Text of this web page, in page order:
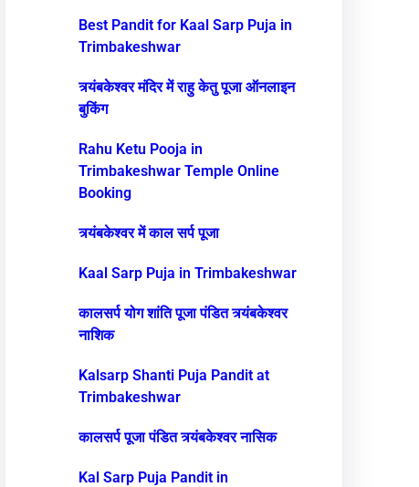
Best Pandit for Kaal Sarp Puja in
Trimbakeshwar
त्र्यंबकेश्वर मंदिर में राहु केतु पूजा ऑनलाइन
बुकिंग
Rahu Ketu Pooja in
Trimbakeshwar Temple Online
Booking
त्र्यंबकेश्वर में काल सर्प पूजा
Kaal Sarp Puja in Trimbakeshwar
कालसर्प योग शांति पूजा पंडित त्र्यंबकेश्वर
नाशिक
Kalsarp Shanti Puja Pandit at
Trimbakeshwar
कालसर्प पूजा पंडित त्र्यंबकेश्वर नासिक
Kal Sarp Puja Pandit in